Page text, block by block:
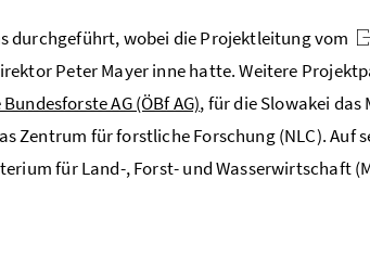
durchgeführt, wobei die Projektleitung vom
Peter Mayer inne hatte. Weitere
AG (ÖBf AG), für die Slowakei
Zentrum für forstliche Forschung (NLC). Auf
für Land-, Forst- und Wasserwirtschaft